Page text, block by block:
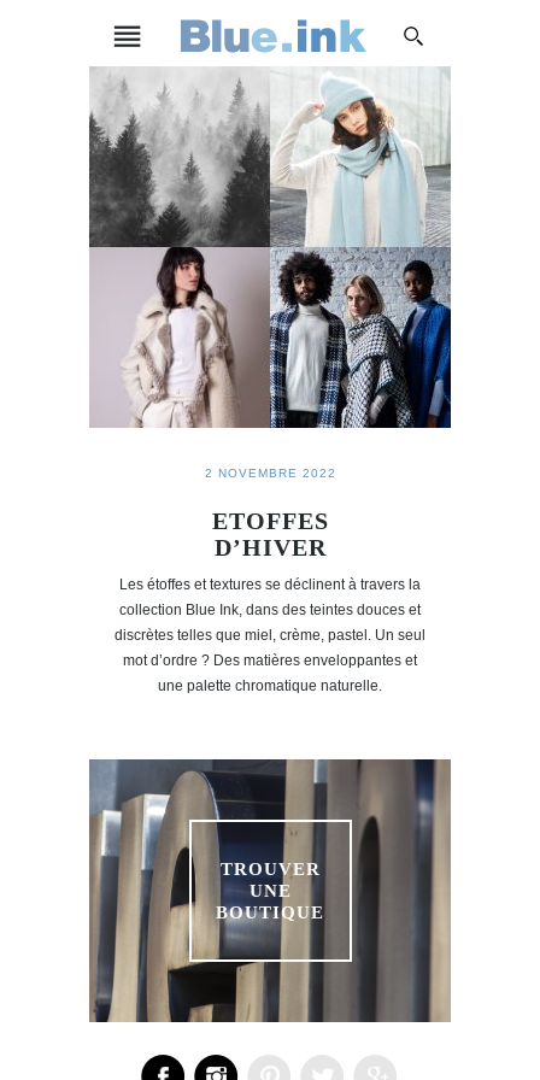
2 NOVEMBRE 2022
ETOFFES
D’HIVER
Les étoffes et textures se déclinent à travers la
collection Blue Ink, dans des teintes douces et
discrètes telles que miel, crème, pastel. Un seul
mot d’ordre ? Des matières enveloppantes et
une palette chromatique naturelle.
TROUVER
UNE
BOUTIQUE